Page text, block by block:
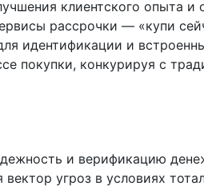
клиентского опыта
рассрочки — «купи
идентификации и
покупки, конкурируя с
и верификацию
угроз в условиях